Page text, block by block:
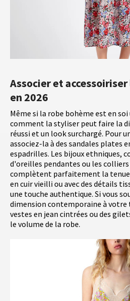
Associer et
en 2026
Même si la robe bohème est en
comment la styliser peut faire la
réussi et un look surchargé. Pour
associez-la à des sandales plates
espadrilles. Les bijoux ethniques,
d'oreilles pendantes ou les colliers
complètent parfaitement la tenue.
en cuir vieilli ou avec des détails
une touche authentique. Si vous
dimension contemporaine à votre
vestes en jean cintrées ou des
le volume de la robe.